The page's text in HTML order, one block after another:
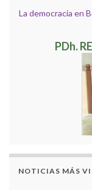
La democracia en
PDh.
NOTICIAS MÁS